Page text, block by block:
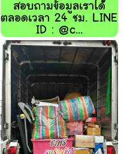
สอบถามข้อมูลเราได้
ตลอดเวลา 24 ชม. LINE
ID : @c...